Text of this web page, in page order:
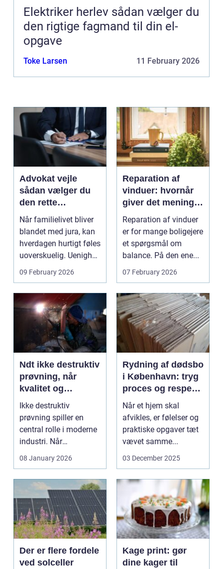
Elektriker herlev sådan vælger du
den rigtige fagmand til din el-
opgave
Toke Larsen 11 February 2026
Advokat vejle
sådan vælger du
den rette
familieretsadvokat
Når familielivet bliver
blandet med jura, kan
hverdagen hurtigt føles
uoverskuelig. Uenighed
om børn...
09 February 2026
Reparation af
vinduer: hvornår
giver det mening,
og hvad skal du
vælge?
Reparation af vinduer
er for mange boligejere
et spørgsmål om
balance. På den ene...
07 February 2026
Ndt ikke destruktiv
prøvning, når
kvalitet og
sikkerhed er
afgørende
Ikke destruktiv
prøvning spiller en
central rolle i moderne
industri. Når
svejsninger,
trykbærende u...
08 January 2026
Rydning af dødsbo
i København: tryg
proces og respekt
for boet
Når et hjem skal
afvikles, er følelser og
praktiske opgaver tæt
vævet samme...
03 December 2025
Der er flere fordele
ved solceller
Kage print: gør
dine kager til